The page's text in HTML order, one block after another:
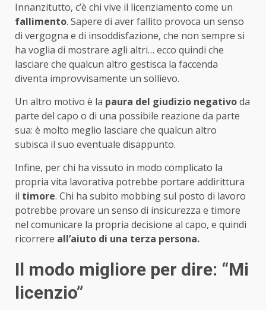
Innanzitutto, c’è chi vive il licenziamento come un
fallimento. Sapere di aver fallito provoca un senso
di vergogna e di insoddisfazione, che non sempre si
ha voglia di mostrare agli altri… ecco quindi che
lasciare che qualcun altro gestisca la faccenda
diventa improvvisamente un sollievo.
Un altro motivo è la paura del giudizio negativoda
parte del capo o di una possibile reazione da parte
sua: è molto meglio lasciare che qualcun altro
subisca il suo eventuale disappunto.
Infine, per chi ha vissuto in modo complicato la
propria vita lavorativa potrebbe portare addirittura
il timore. Chi ha subito mobbing sul posto di lavoro
potrebbe provare un senso di insicurezza e timore
nel comunicare la propria decisione al capo, e quindi
ricorrere all’aiuto di una terza persona.
Il modo migliore per dire: “Mi
licenzio”